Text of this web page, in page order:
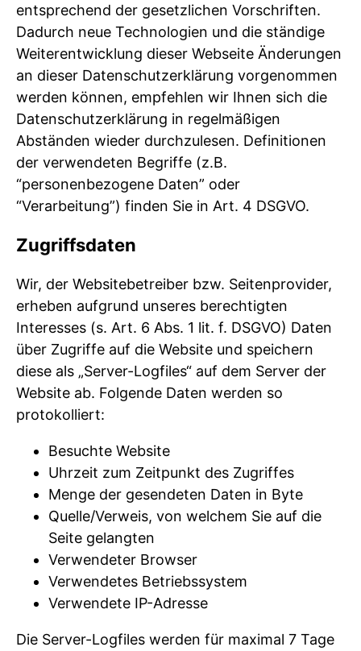
entsprechend der gesetzlichen Vorschriften.
Dadurch neue Technologien und die ständige
Weiterentwicklung dieser Webseite Änderungen
an dieser Datenschutzerklärung vorgenommen
werden können, empfehlen wir Ihnen sich die
Datenschutzerklärung in regelmäßigen
Abständen wieder durchzulesen. Definitionen
der verwendeten Begriffe (z.B.
“personenbezogene Daten” oder
“Verarbeitung”) finden Sie in Art. 4 DSGVO.
Zugriffsdaten
Wir, der Websitebetreiber bzw. Seitenprovider,
erheben aufgrund unseres berechtigten
Interesses (s. Art. 6 Abs. 1 lit. f. DSGVO) Daten
über Zugriffe auf die Website und speichern
diese als „Server-Logfiles“ auf dem Server der
Website ab. Folgende Daten werden so
protokolliert:
Besuchte Website
Uhrzeit zum Zeitpunkt des Zugriffes
Menge der gesendeten Daten in Byte
Quelle/Verweis, von welchem Sie auf die
Seite gelangten
Verwendeter Browser
Verwendetes Betriebssystem
Verwendete IP-Adresse
Die Server-Logfiles werden für maximal 7 Tage